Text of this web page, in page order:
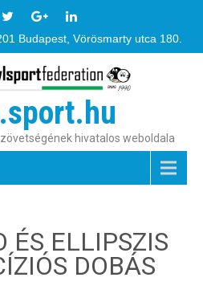
Budapest, Vörösmarty utca 180.
hivatalos weboldala
ÉS ELLIPSZIS
DOBÁS